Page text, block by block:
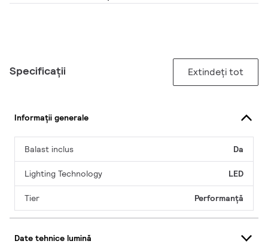
Specificații Extindeți tot
Informații generale
Balast inclus Da
Lighting Technology LED
Tier Performanță
Date tehnice lumină